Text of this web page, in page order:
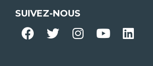
SUIVEZ-NOUS